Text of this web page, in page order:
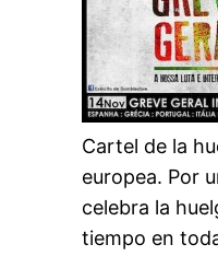
Cartel de la
europea. Por
celebra la
tiempo en